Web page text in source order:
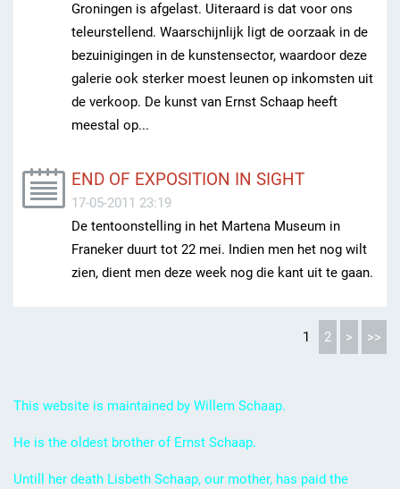
Groningen is afgelast. Uiteraard is dat voor ons
teleurstellend. Waarschijnlijk ligt de oorzaak in de
bezuinigingen in de kunstensector, waardoor deze
galerie ook sterker moest leunen op inkomsten uit
de verkoop. De kunst van Ernst Schaap heeft
meestal op...
END OF EXPOSITION IN SIGHT
17-05-2011 23:19
De tentoonstelling in het Martena Museum in
Franeker duurt tot 22 mei. Indien men het nog wilt
zien, dient men deze week nog die kant uit te gaan.
1 2 > >>
This website is maintained by Willem Schaap.
He is the oldest brother of Ernst Schaap.
Untill her death Lisbeth Schaap, our mother, has paid the